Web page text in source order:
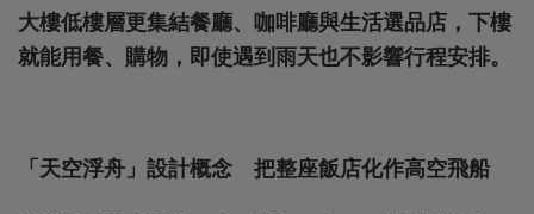
大樓低樓層更集結餐廳、咖啡廳與生活選品店，下樓
就能用餐、購物，即使遇到雨天也不影響行程安排。
「天空浮舟」設計概念 把整座飯店化作高空飛船